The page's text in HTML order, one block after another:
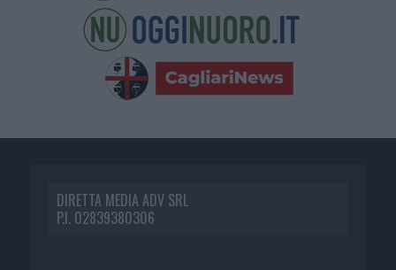
DIRETTA MEDIA ADV SRL
P.I. 02839380306